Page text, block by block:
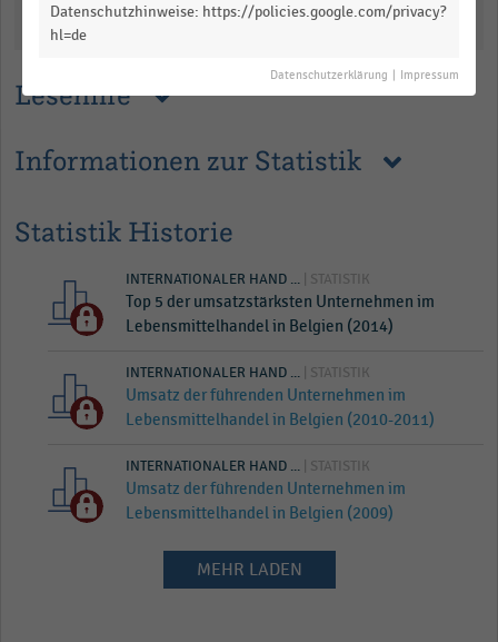
Lesehilfe
Informationen zur Statistik
Katalogisierung
Statistik Historie
INTERNATIONALER HAND ... | STATISTIK
Top 5 der umsatzstärksten Unternehmen im
Lebensmittelhandel in Belgien (2014)
INTERNATIONALER HAND ... | STATISTIK
Umsatz der führenden Unternehmen im
Lebensmittelhandel in Belgien (2010-2011)
INTERNATIONALER HAND ... | STATISTIK
Umsatz der führenden Unternehmen im
Lebensmittelhandel in Belgien (2009)
MEHR LADEN
Datenschutzhinweise: https://policies.google.com/privacy?
hl=de
Datenschutzerklärung Impressum